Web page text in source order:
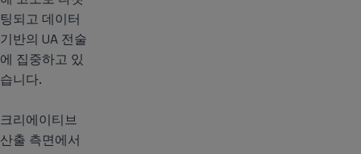
팅되고 데이터
기반의 UA 전술
에 집중하고 있
습니다.
크리에이티브
산출 측면에서